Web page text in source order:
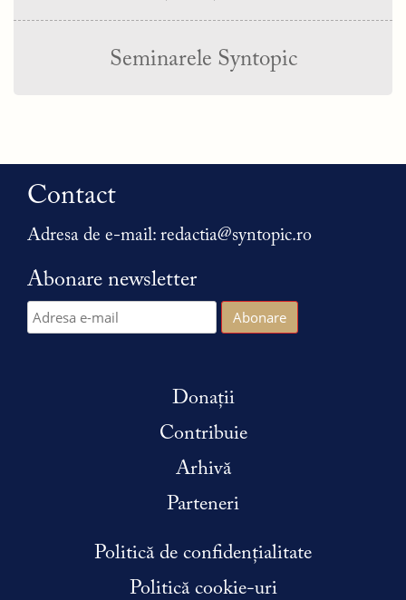
Seminarele Syntopic
Contact
Adresa de e-mail: redactia@syntopic.ro
Abonare newsletter
Donații
Contribuie
Arhivă
Parteneri
Politică de confidențialitate
Politică cookie-uri